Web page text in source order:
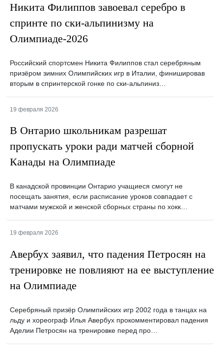
Никита Филиппов завоевал серебро в
спринте по ски-альпинизму на
Олимпиаде-2026
Российский спортсмен Никита Филиппов стал серебряным
призёром зимних Олимпийских игр в Италии, финишировав
вторым в спринтерской гонке по ски-альпиниз…
19 февраля 2026
В Онтарио школьникам разрешат
пропускать уроки ради матчей сборной
Канады на Олимпиаде
В канадской провинции Онтарио учащиеся смогут не
посещать занятия, если расписание уроков совпадает с
матчами мужской и женской сборных страны по хокк…
19 февраля 2026
Авербух заявил, что падения Петросян на
тренировке не повлияют на ее выступление
на Олимпиаде
Серебряный призёр Олимпийских игр 2002 года в танцах на
льду и хореограф Илья Авербух прокомментировал падения
Аделии Петросян на тренировке перед про…